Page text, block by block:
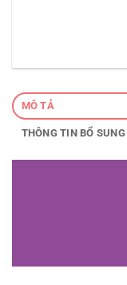
MÔ TẢ
THÔNG TIN BỔ SUNG